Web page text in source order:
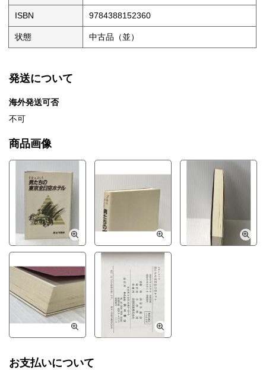
ISBN 9784388152360
状態 中古品（並）
発送について
海外発送可否
不可
商品画像
お支払いについて